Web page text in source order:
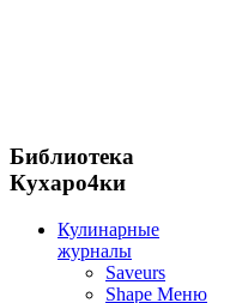
Библиотека
Кухаро4ки
Кулинарные
журналы
Saveurs
Shape Меню